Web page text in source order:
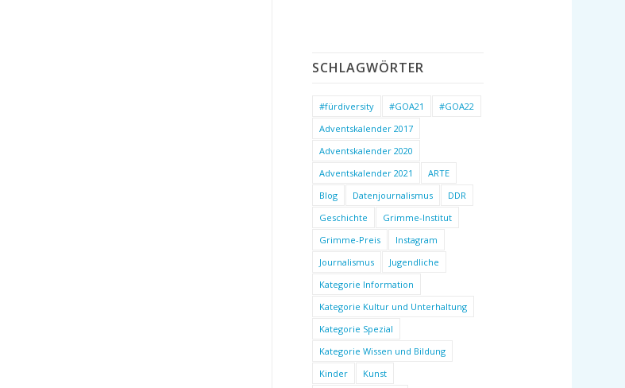
SCHLAGWÖRTER
#fürdiversity #GOA21
#GOA22
Adventskalender 2017
Adventskalender 2020
Adventskalender 2021
ARTE
Blog
Datenjournalismus
DDR
Geschichte
Grimme-Institut
Grimme-Preis
Instagram
Journalismus
Jugendliche
Kategorie Information
Kategorie Kultur und Unterhaltung
Kategorie Spezial
Kategorie Wissen und Bildung
Kinder
Kunst